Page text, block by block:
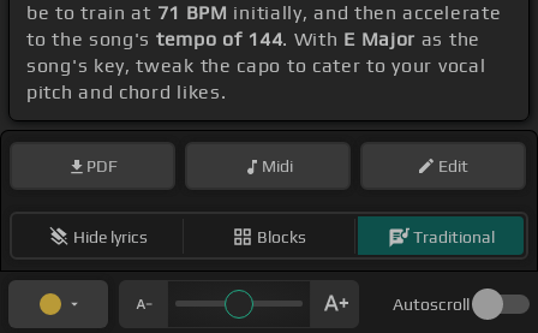
be to train at 71 BPM initially, and then accelerate
to the song's tempo of 144. With E Major as the
song's key, tweak the capo to cater to your vocal
pitch and chord likes.
PDF Midi Edit
Hide lyrics Blocks Traditional
Autoscroll